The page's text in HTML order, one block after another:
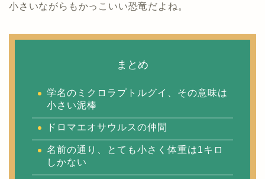
小さいながらもかっこいい恐竜だよね。
まとめ
学名のミクロラプトルグイ、その意味は
小さい泥棒
ドロマエオサウルスの仲間
名前の通り、とても小さく体重は1キロ
しかない